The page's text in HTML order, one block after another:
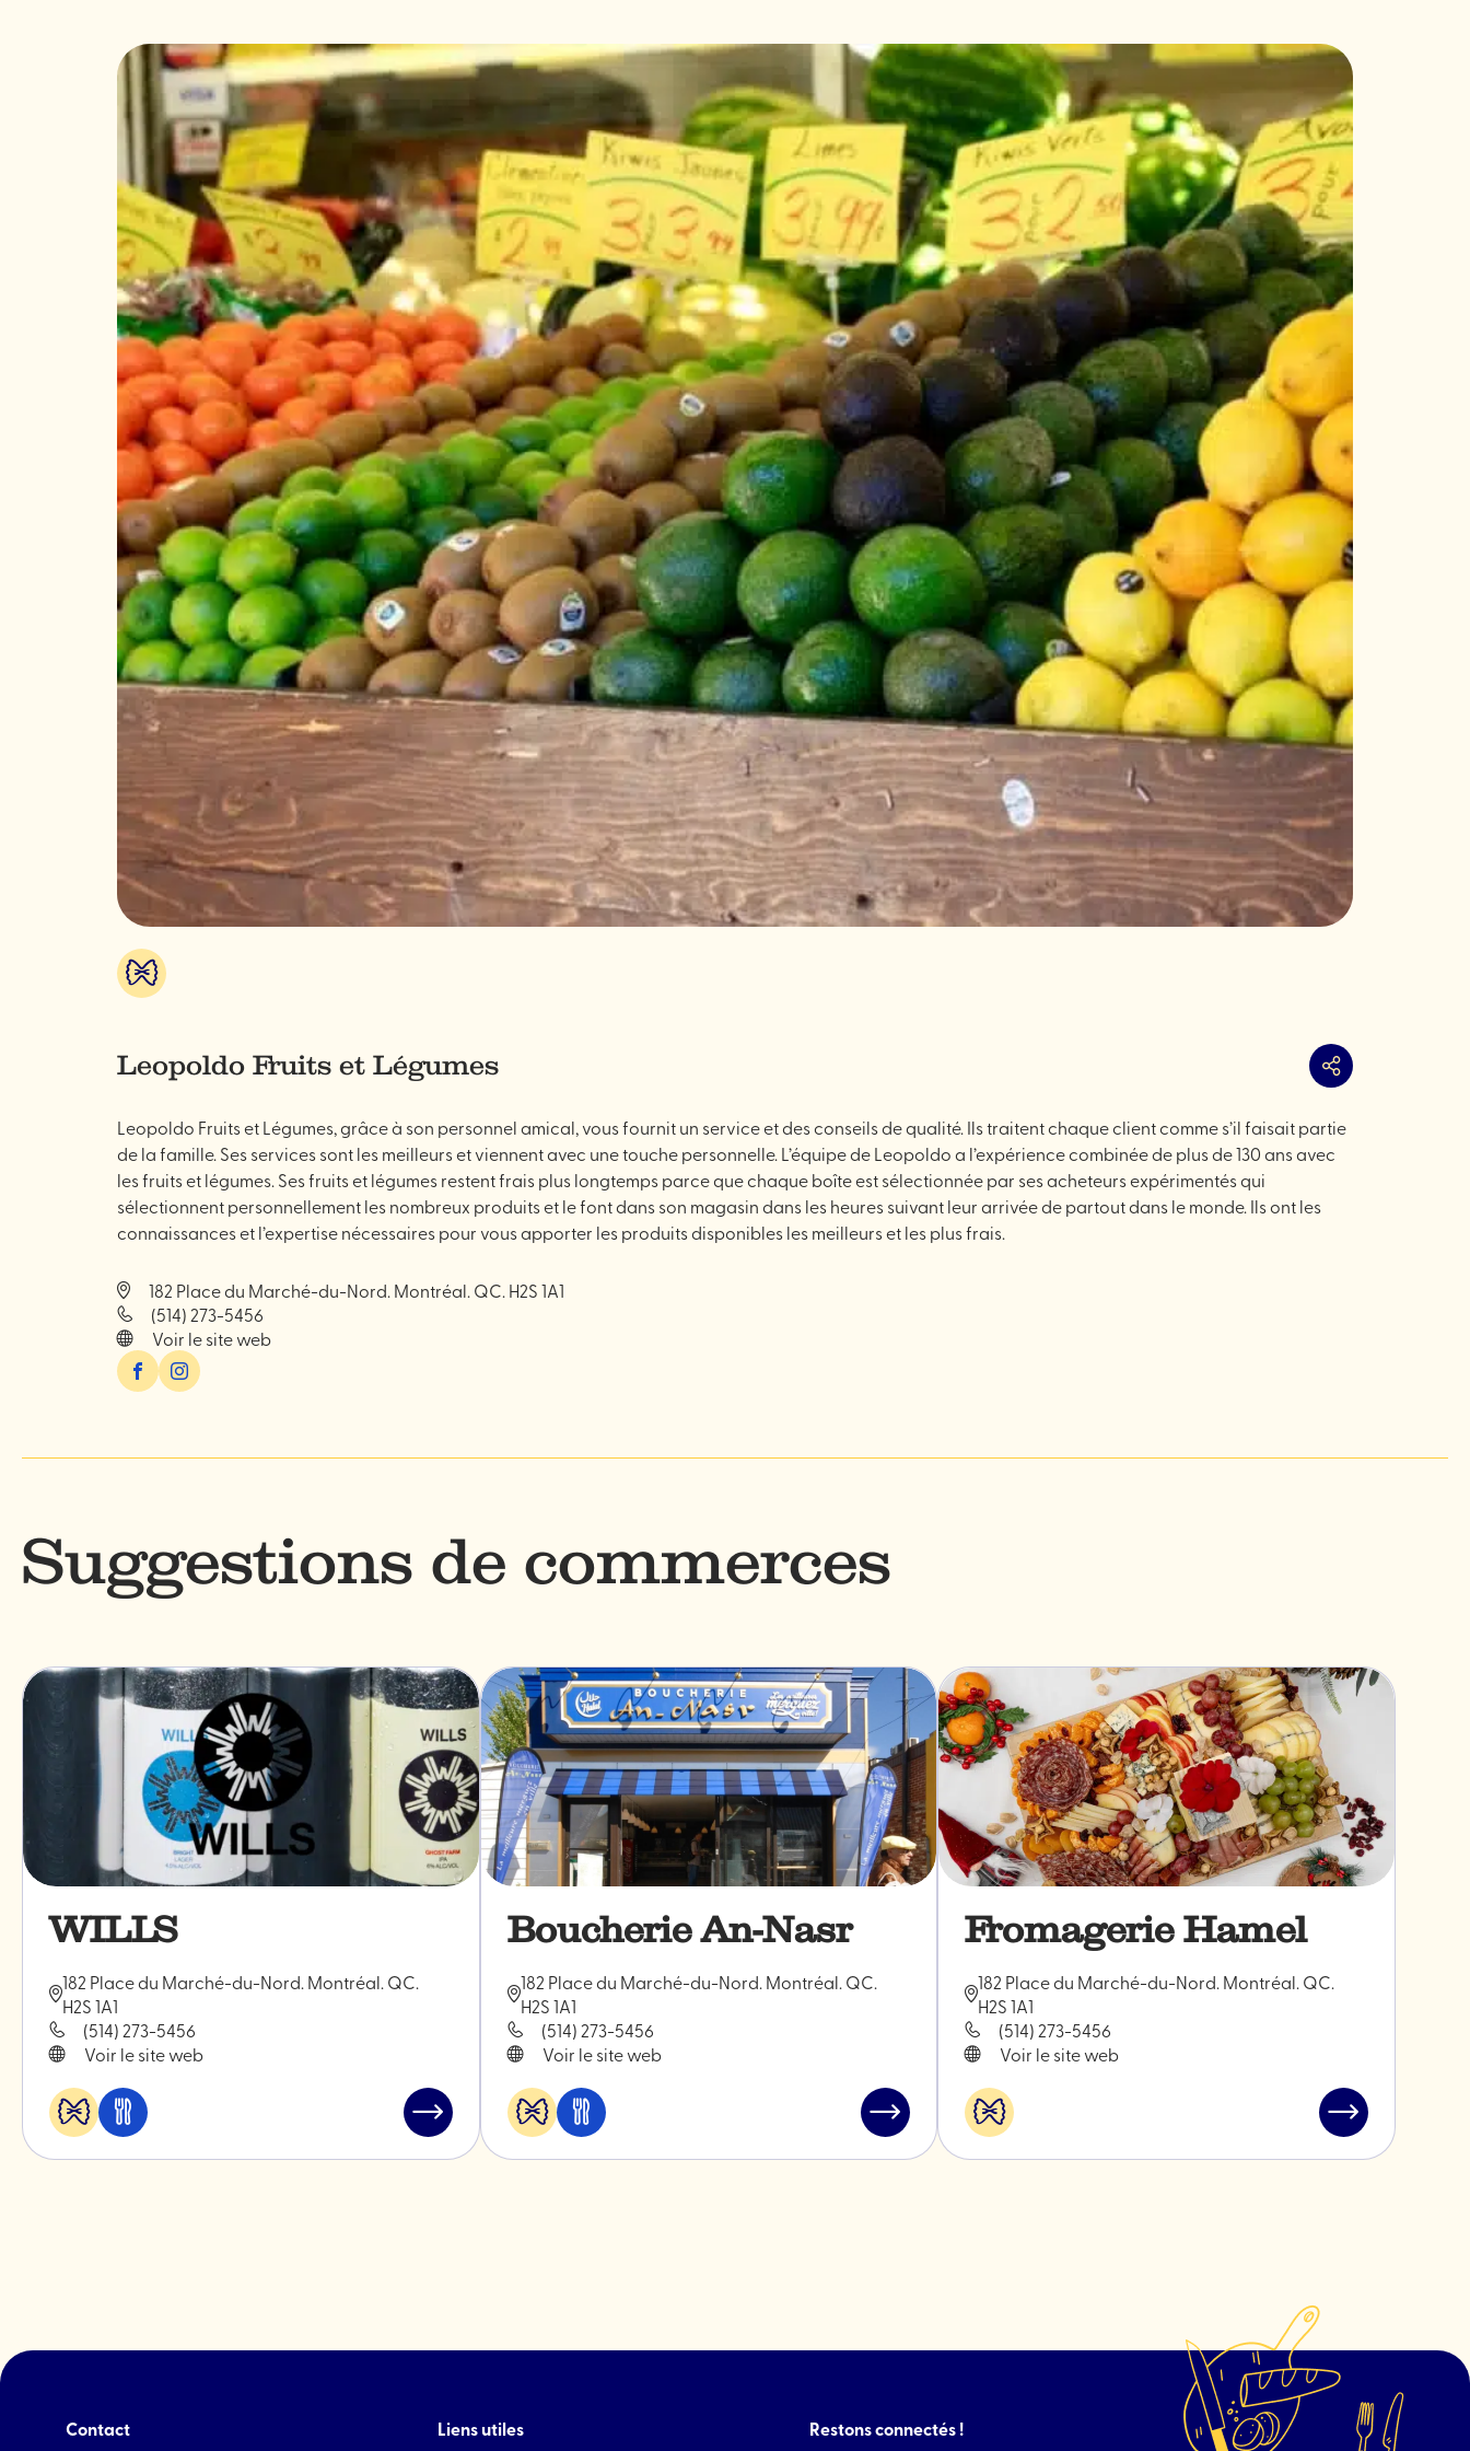
Alimentation
Leopoldo Fruits et Légumes Partager
Leopoldo Fruits et Légumes, grâce à son personnel amical, vous fournit un service et des conseils de qualité. Ils traitent chaque client comme s’il faisait partie
de la famille. Ses services sont les meilleurs et viennent avec une touche personnelle. L’équipe de Leopoldo a l’expérience combinée de plus de 130 ans avec
les fruits et légumes. Ses fruits et légumes restent frais plus longtemps parce que chaque boîte est sélectionnée par ses acheteurs expérimentés qui
sélectionnent personnellement les nombreux produits et le font dans son magasin dans les heures suivant leur arrivée de partout dans le monde. Ils ont les
connaissances et l’expertise nécessaires pour vous apporter les produits disponibles les meilleurs et les plus frais.
182 Place du Marché-du-Nord. Montréal. QC. H2S 1A1
(514) 273-5456
Voir le site web
FacebookInstagram
Suggestions de commerces
WILLS
182 Place du Marché-du-Nord. Montréal. QC.
H2S 1A1
(514) 273-5456
Voir le site web
Alimentation
Manger
Lire
l'article
Boucherie An-Nasr
182 Place du Marché-du-Nord. Montréal. QC.
H2S 1A1
(514) 273-5456
Voir le site web
Alimentation
Manger
Lire
l'article
Fromagerie Hamel
182 Place du Marché-du-Nord. Montréal. QC.
H2S 1A1
(514) 273-5456
Voir le site web
Alimentation
Lire
l'article
Contact Liens utiles Restons connectés !